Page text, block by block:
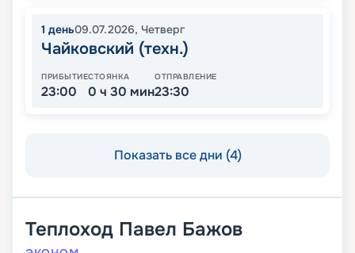
1 день09.07.2026, Четверг
Чайковский (техн.)
ПРИБЫТИЕ
23:00
СТОЯНКА
0 ч 30 мин
ОТПРАВЛЕНИЕ
23:30
Показать все дни (4)
Теплоход Павел Бажов